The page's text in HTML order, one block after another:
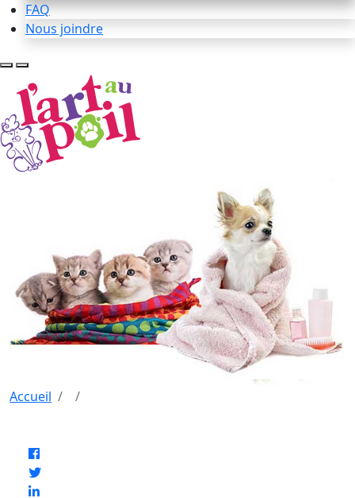
FAQ
Nous joindre
Accueil